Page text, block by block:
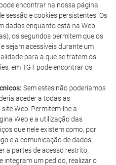
encontrar na nossa página
sessão e cookies persistentes. Os
dados enquanto está na Web
os segundos permitem que os
sejam acessíveis durante um
para a que se tratem os
em TGT pode encontrar os
Sem estes não poderíamos
aceder a todas as
Web. Permitem-lhe a
Web e a utilização das
que nele existem como, por
e a comunicação de dados,
a partes de acesso restrito,
integram um pedido, realizar o